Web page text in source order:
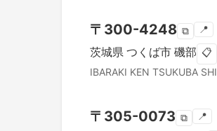
〒 300-4248 ⧉ 📍
茨城県 つくば市 磯部 📋
IBARAKI KEN TSUKUBA SHI
〒 305-0073 ⧉ 📍